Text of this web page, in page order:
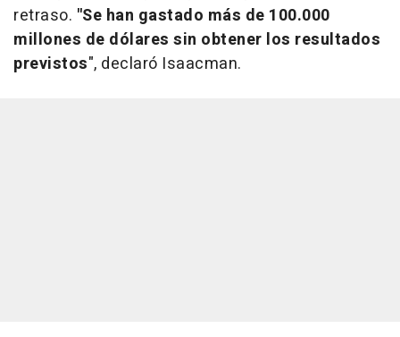
retraso. "Se han gastado más de 100.000
millones de dólares sin obtener los resultados
previstos", declaró Isaacman.